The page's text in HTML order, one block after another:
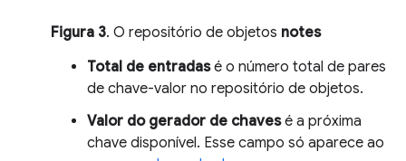
Figura 3. O repositório de objetos notes
Total de entradasé o número total de pares
de chave-valor no repositório de objetos.
Valor do gerador de chavesé a próxima
chave disponível. Esse campo só aparece ao